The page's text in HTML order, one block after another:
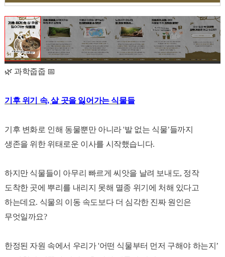
🌿 과학줍줍 📅
기후 위기 속, 살 곳을 잃어가는 식물들
기후 변화로 인해 동물뿐만 아니라 '발 없는 식물’들까지
생존을 위한 위태로운 이사를 시작했습니다.
하지만 식물들이 아무리 빠르게 씨앗을 날려 보내도, 정작
도착한 곳에 뿌리를 내리지 못해 멸종 위기에 처해 있다고
하는데요. 식물의 이동 속도보다 더 심각한 진짜 원인은
무엇일까요?
한정된 자원 속에서 우리가 '어떤 식물부터 먼저 구해야 하는지’